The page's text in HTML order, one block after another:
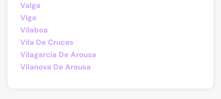
Valga
Vigo
Vilaboa
Vila De Cruces
Vilagarcía De Arousa
Vilanova De Arousa